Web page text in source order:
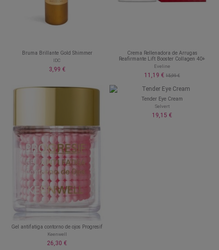
Bruma Brillante Gold Shimmer
IDC
3,99 €
Crema Rellenadora de Arrugas
Reafirmante Lift Booster Collagen 40+
Eveline
11,19 € 15,99 €
Gel antifatiga contorno de ojos Progresif
Keenwell
26,30 €
Tender Eye Cream
Selvert
19,15 €